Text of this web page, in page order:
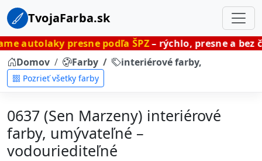
TvojaFarba.sk
presne podľa ŠPZ– rýchlo, presne a bez čakania.
Domov
Farby interiérové farby,
Pozrieť všetky farby
0637 (Sen Marzeny) interiérové
farby, umývateľné –
vodouriediteľné